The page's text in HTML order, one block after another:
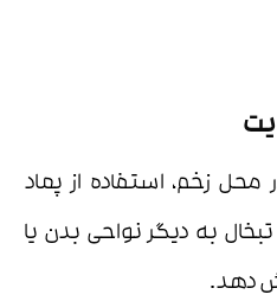
زخم، استفاده از پماد
به دیگر نواحی بدن یا
دهد.